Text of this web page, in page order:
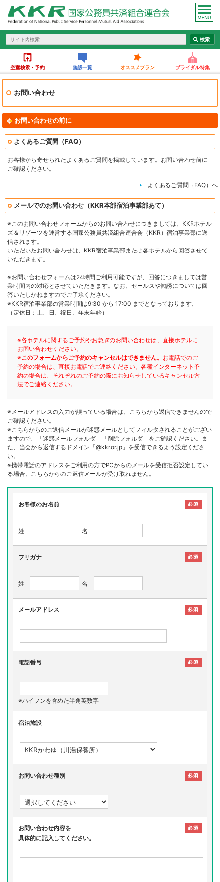
空室検索・予約 施設一覧 オススメプラン ブライダル特集
お問い合わせ
お問い合わせの前に
よくあるご質問（FAQ）
お客様から寄せられたよくあるご質問を掲載しています。お問い合わせ前に
ご確認ください。
よくあるご質問（FAQ）へ
メールでのお問い合わせ（KKR本部宿泊事業部あて）
※このお問い合わせフォームからのお問い合わせにつきましては、KKRホテル
ズ＆リゾーツを運営する国家公務員共済組合連合会（KKR）宿泊事業部に送
信されます。
いただいたお問い合わせは、KKR宿泊事業部または各ホテルから回答させて
いただきます。
※お問い合わせフォームは24時間ご利用可能ですが、回答につきましては営
業時間内の対応とさせていただきます。なお、セールスや勧誘については回
答いたしかねますのでご了承ください。
※KKR宿泊事業部の営業時間は9:30 から 17:00 までとなっております。
（定休日：土、日、祝日、年末年始）
※各ホテルに関するご予約やお急ぎのお問い合わせは、直接ホテルに
お問い合わせください。
※このフォームからご予約のキャンセルはできません。 お電話でのご
予約の場合は、直接お電話でご連絡ください。各種インターネット予
約の場合は、それぞれのご予約の際にお知らせしているキャンセル方
法でご連絡ください。
※メールアドレスの入力が誤っている場合は、こちらから返信できませんので
ご確認ください。
※こちらからのご返信メールが迷惑メールとしてフィルタされることがござい
ますので、「迷惑メールフォルダ」「削除フォルダ」をご確認ください。ま
た、当会から返信するドメイン「@kkr.or.jp」を受信できるよう設定くださ
い。
※携帯電話のアドレスをご利用の方でPCからのメールを受信拒否設定してい
る場合、こちらからのご返信メールが受け取れません。
お客様のお名前
姓 名
フリガナ
姓 名
メールアドレス
電話番号
※ハイフンを含めた半角英数字
宿泊施設
お問い合わせ種別
お問い合わせ内容を
具体的に記入してください。